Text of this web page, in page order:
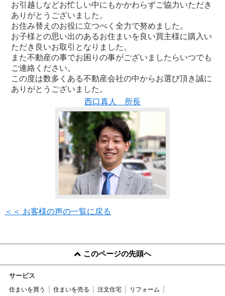
お引越しなどお忙しい中にもかかわらずご協力いただき
ありがとうございました。
お住み替えのお役に立つべく全力で努めました。
お子様との思い出のあるお住まいを良い買主様に購入い
ただき良いお取引となりました。
また不動産の事でお困りの事がございましたらいつでも
ご連絡ください。
この度は数多くある不動産会社の中からお選び頂き誠に
ありがとうございました。
西口真人 所長
＜＜ お客様の声の一覧に戻る
このページの先頭へ
サービス
住まいを買う 住まいを売る 注文住宅
リフォーム